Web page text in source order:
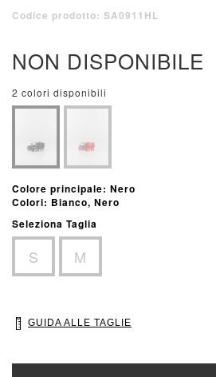
Codice prodotto: SA0911HL
NON DISPONIBILE
2 colori disponibili
Colore principale: Nero
Colori: Bianco, Nero
Seleziona Taglia
S M
GUIDA ALLE TAGLIE